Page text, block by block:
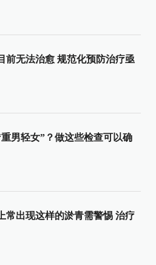
前无法治愈 规范化预防治疗亟
重男轻女”？做这些检查可以确
常出现这样的淤青需警惕 治疗